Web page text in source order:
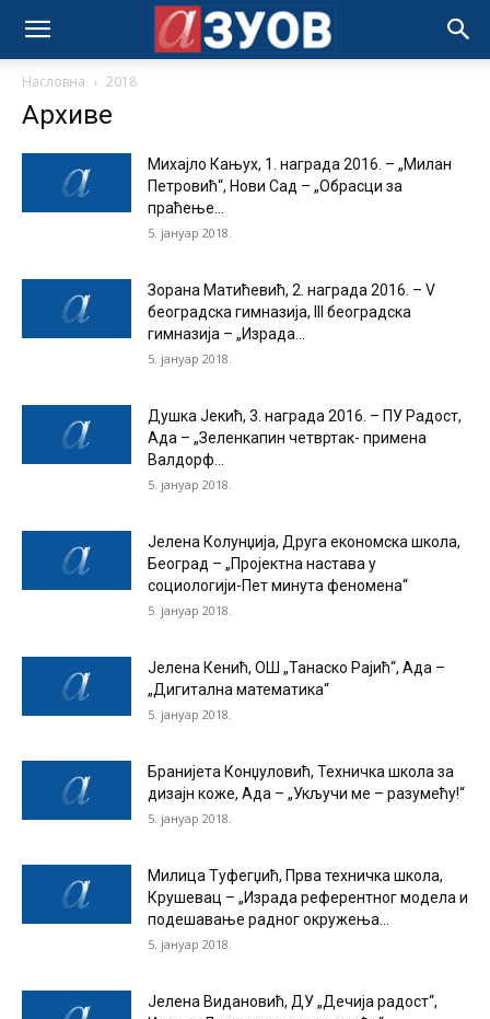
Насловна 2018
Архиве
Михајло Кањух, 1. награда 2016. – „Милан
Петровић“, Нови Сад – „Обрасци за
праћење...
5. јануар 2018.
Зорана Матићевић, 2. награда 2016. – V
београдска гимназија, III београдска
гимназија – „Израда...
5. јануар 2018.
Душка Јекић, 3. награда 2016. – ПУ Радост,
Ада – „Зеленкапин четвртак- примена
Валдорф...
5. јануар 2018.
Јелена Колунџија, Друга економска школа,
Београд – „Пројектна настава у
социологији-Пет минута феномена“
5. јануар 2018.
Јелена Кенић, ОШ „Танаско Рајић“, Ада –
„Дигитална математика“
5. јануар 2018.
Бранијета Конџуловић, Техничка школа за
дизајн коже, Ада – „Укључи ме – разумећу!“
5. јануар 2018.
Милица Туфегџић, Прва техничка школа,
Крушевац – „Израда референтног модела и
подешавање радног окружења...
5. јануар 2018.
Јелена Видановић, ДУ „Дечија радост“,